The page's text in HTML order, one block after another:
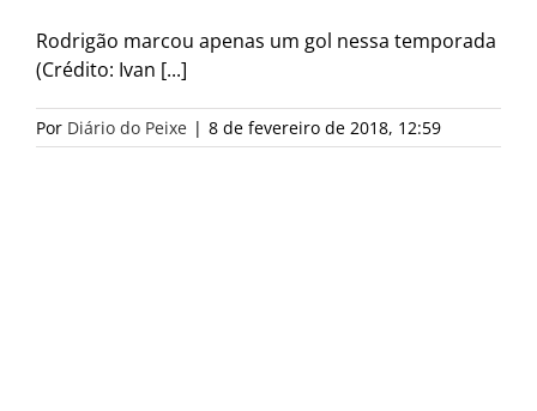
Rodrigão marcou apenas um gol nessa temporada
(Crédito: Ivan [...]
Por Diário do Peixe | 8 de fevereiro de 2018, 12:59